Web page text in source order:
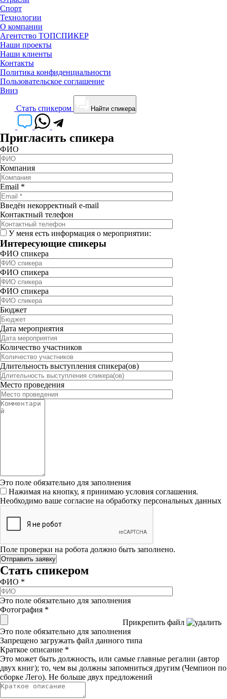
Спорт
Технологии
О компании
Агентство ТОПСПИКЕР
Наши проекты
Наши клиенты
Контакты
Политика конфиденциальности
Пользовательское соглашение
Вниз
Cтать спикером Найти спикера
Пригласить спикера
ФИО
Компания
Email *
Введён некорректный e-mail
Контактный телефон
У меня есть информация о мероприятии:
Интересующие спикеры
ФИО спикера
ФИО спикера
ФИО спикера
Бюджет
Дата мероприятия
Количество участников
Длительность выступления спикера(ов)
Место проведения
Это поле обязательно для заполнения
Нажимая на кнопку, я принимаю условия соглашения.
Необходимо ваше согласие на обработку персональных данных
Поле проверки на робота должно быть заполнено.
Стать спикером
ФИО *
Это поле обязательно для заполнения
Фотография *
Прикрепить файл
Это поле обязательно для заполнения
Запрещено загружать файл данного типа
Краткое описание *
Это может быть должность, или самые главные регалии (автор
двух книг); то, чем вы должны запомниться другим (Чемпион по
сборке Лего). Не больше двух предложений